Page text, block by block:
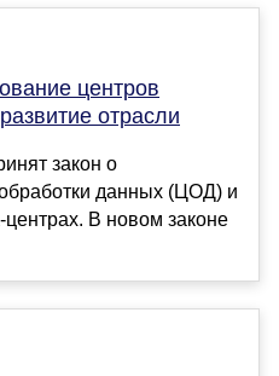
центров
отрасли
закон о
данных (ЦОД) и
центрах. В новом законе